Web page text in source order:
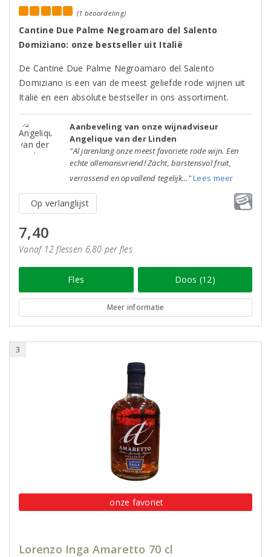
(1 beoordeling)
Cantine Due Palme Negroamaro del Salento
Domiziano: onze bestseller uit Italië
De Cantine Due Palme Negroamaro del Salento
Domiziano is een van de meest geliefde rode wijnen uit
Italië en een absolute bestseller in ons assortiment.
Aanbeveling van onze wijnadviseur
Angelique van der Linden
"Al jarenlang onze meest favoriete rode wijn. Een
echte allemansvriend! Zacht, barstensvol fruit,
verrassend en opvallend tegelijk..."Lees meer
Op verlanglijst
7,40
Vanaf 12 flessen 6,80 per fles
Fles Doos (12)
Meer informatie
3
onze favoriet
Lorenzo Inga Amaretto 70 cl